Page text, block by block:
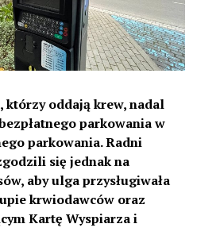
którzy oddają krew, nadal
parkowania w
parkowania. Radni
się jednak na
aby ulga przysługiwała
krwiodawców oraz
Kartę Wyspiarza i